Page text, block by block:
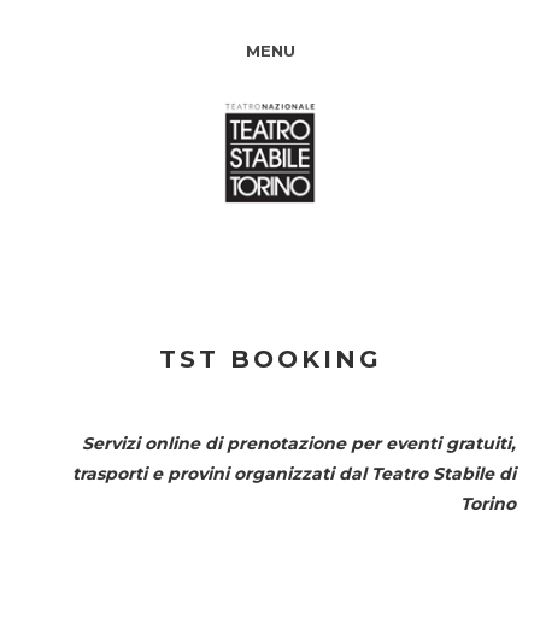
MENU
TST BOOKING
Servizi online di prenotazione per eventi gratuiti,
trasporti e provini organizzati dal Teatro Stabile di
Torino